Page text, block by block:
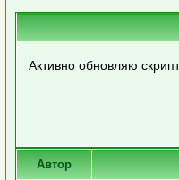
Активно обновляю
Автор